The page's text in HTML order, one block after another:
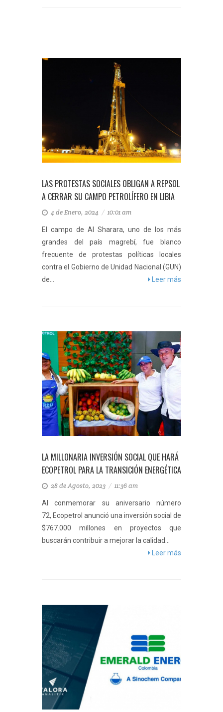
LAS PROTESTAS SOCIALES OBLIGAN A REPSOL
A CERRAR SU CAMPO PETROLÍFERO EN LIBIA
4 de Enero, 2024 / 10:01 am
El campo de Al Sharara, uno de los más
grandes del país magrebí, fue blanco
frecuente de protestas políticas locales
contra el Gobierno de Unidad Nacional (GUN)
de...
Leer más
LA MILLONARIA INVERSIÓN SOCIAL QUE HARÁ
ECOPETROL PARA LA TRANSICIÓN ENERGÉTICA
28 de Agosto, 2023 / 11:36 am
Al conmemorar su aniversario número
72, Ecopetrol anunció una inversión social de
$767.000 millones en proyectos que
buscarán contribuir a mejorar la calidad...
Leer más